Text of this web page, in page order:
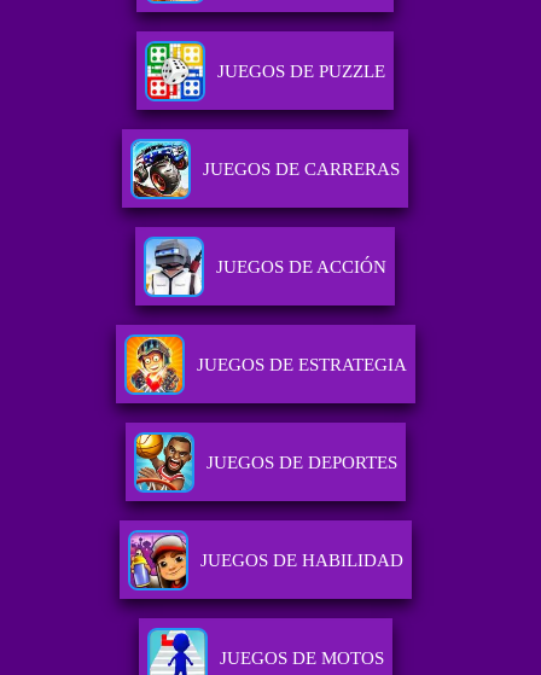
JUEGOS DE PUZZLE
JUEGOS DE CARRERAS
JUEGOS DE ACCIÓN
JUEGOS DE ESTRATEGIA
JUEGOS DE DEPORTES
JUEGOS DE HABILIDAD
JUEGOS DE MOTOS